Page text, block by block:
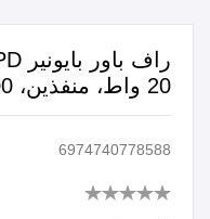
20 واط، منفذين، 10000 مللي أمبير - أسود
6974740778588